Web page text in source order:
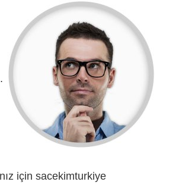
için sacekimturkiye